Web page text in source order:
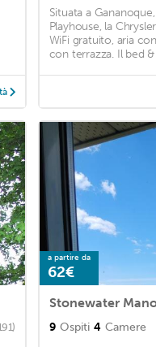
Situata a
Playhouse, la
WiFi gratuito, aria
con terrazza. Il bed
a partire da
62€
Stonewater
9 Ospiti 4 Camere